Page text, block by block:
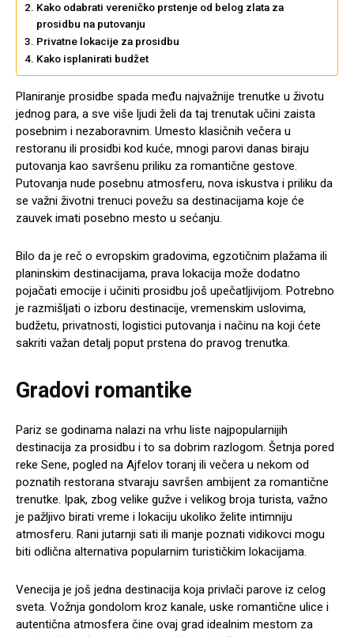
Kako odabrati vereničko prstenje od belog zlata za
prosidbu na putovanju
Privatne lokacije za prosidbu
Kako isplanirati budžet
Planiranje prosidbe spada među najvažnije trenutke u životu
jednog para, a sve više ljudi želi da taj trenutak učini zaista
posebnim i nezaboravnim. Umesto klasičnih večera u
restoranu ili prosidbi kod kuće, mnogi parovi danas biraju
putovanja kao savršenu priliku za romantične gestove.
Putovanja nude posebnu atmosferu, nova iskustva i priliku da
se važni životni trenuci povežu sa destinacijama koje će
zauvek imati posebno mesto u sećanju.
Bilo da je reč o evropskim gradovima, egzotičnim plažama ili
planinskim destinacijama, prava lokacija može dodatno
pojačati emocije i učiniti prosidbu još upečatljivijom. Potrebno
je razmišljati o izboru destinacije, vremenskim uslovima,
budžetu, privatnosti, logistici putovanja i načinu na koji ćete
sakriti važan detalj poput prstena do pravog trenutka.
Gradovi romantike
Pariz se godinama nalazi na vrhu liste najpopularnijih
destinacija za prosidbu i to sa dobrim razlogom. Šetnja pored
reke Sene, pogled na Ajfelov toranj ili večera u nekom od
poznatih restorana stvaraju savršen ambijent za romantične
trenutke. Ipak, zbog velike gužve i velikog broja turista, važno
je pažljivo birati vreme i lokaciju ukoliko želite intimniju
atmosferu. Rani jutarnji sati ili manje poznati vidikovci mogu
biti odlična alternativa popularnim turističkim lokacijama.
Venecija je još jedna destinacija koja privlači parove iz celog
sveta. Vožnja gondolom kroz kanale, uske romantične ulice i
autentična atmosfera čine ovaj grad idealnim mestom za